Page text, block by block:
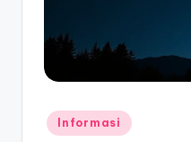
Posted
in
Informasi